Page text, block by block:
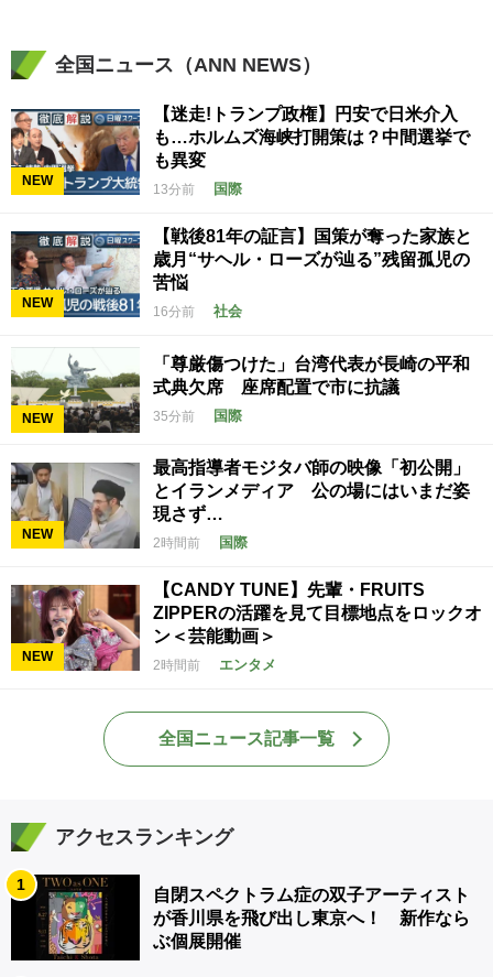
全国ニュース（ANN NEWS）
NEW
【迷走!トランプ政権】円安で日米介入
も…ホルムズ海峡打開策は？中間選挙で
も異変
13分前 国際
NEW
【戦後81年の証言】国策が奪った家族と
歳月“サヘル・ローズが辿る”残留孤児の
苦悩
16分前 社会
NEW
「尊厳傷つけた」台湾代表が長崎の平和
式典欠席 座席配置で市に抗議
35分前 国際
NEW
最高指導者モジタバ師の映像「初公開」
とイランメディア 公の場にはいまだ姿
現さず…
2時間前 国際
NEW
【CANDY TUNE】先輩・FRUITS
ZIPPERの活躍を見て目標地点をロックオ
ン＜芸能動画＞
2時間前 エンタメ
全国ニュース記事一覧
アクセスランキング
1
自閉スペクトラム症の双子アーティスト
が香川県を飛び出し東京へ！ 新作なら
ぶ個展開催